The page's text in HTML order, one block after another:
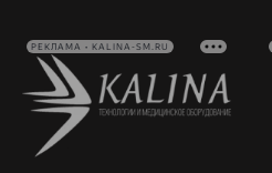
РЕКЛАМА • KALINA-SM.RU